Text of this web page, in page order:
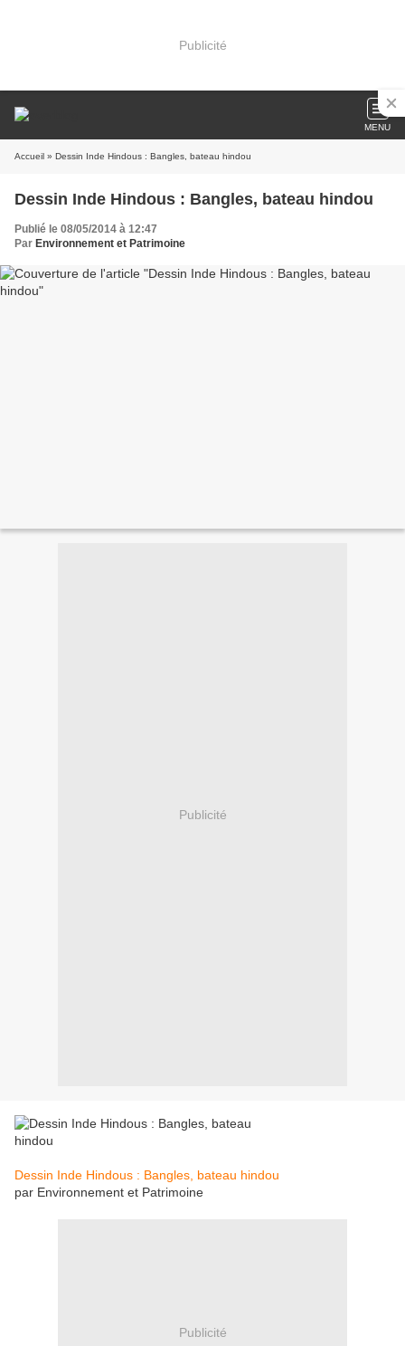
Publicité
MENU
Accueil » Dessin Inde Hindous : Bangles, bateau hindou
Dessin Inde Hindous : Bangles, bateau hindou
Publié le 08/05/2014 à 12:47
Par Environnement et Patrimoine
Publicité
Dessin Inde Hindous : Bangles, bateau hindou
par Environnement et Patrimoine
Publicité